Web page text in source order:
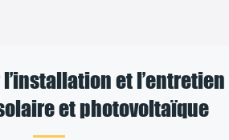
et l’entretien
et photovoltaïque